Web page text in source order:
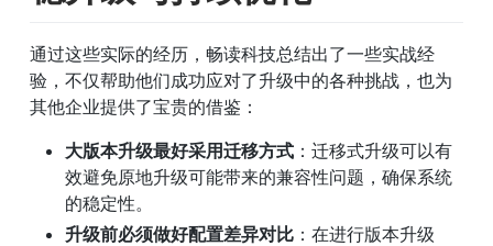
通过这些实际的经历，畅读科技总结出了一些实战经
验，不仅帮助他们成功应对了升级中的各种挑战，也为
其他企业提供了宝贵的借鉴：
大版本升级最好采用迁移方式 ：迁移式升级可以有
效避免原地升级可能带来的兼容性问题，确保系统
的稳定性。
升级前必须做好配置差异对比 ：在进行版本升级